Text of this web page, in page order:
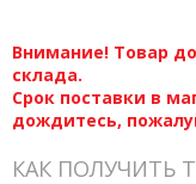
Внимание! Товар
склада.
Срок поставки в
дождитесь,
КАК ПОЛУЧИТЬ